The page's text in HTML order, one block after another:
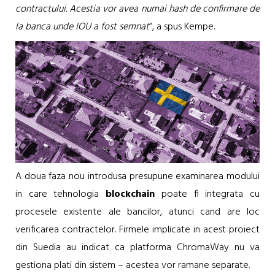
contractului. Acestia vor avea numai hash de confirmare de
la banca unde IOU a fost semnat“, a spus Kempe.
A doua faza nou introdusa presupune examinarea modului
in care tehnologia blockchain poate fi integrata cu
procesele existente ale bancilor, atunci cand are loc
verificarea contractelor. Firmele implicate in acest proiect
din Suedia au indicat ca platforma ChromaWay nu va
gestiona plati din sistem – acestea vor ramane separate.